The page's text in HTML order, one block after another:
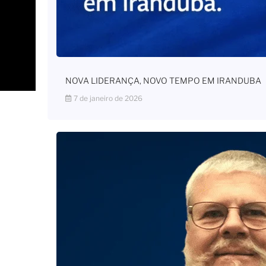
NOVA LIDERANÇA, NOVO TEMPO EM IRANDUBA
7 de janeiro de 2026